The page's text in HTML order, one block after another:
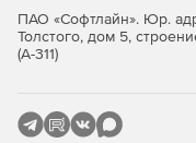
ПАО «Софтлайн». Юр.
Толстого, дом 5,
(А-311)